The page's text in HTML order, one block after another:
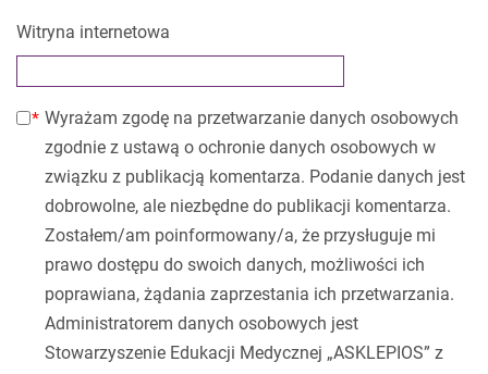
Witryna internetowa
Wyrażam zgodę na przetwarzanie danych osobowych
zgodnie z ustawą o ochronie danych osobowych w
związku z publikacją komentarza. Podanie danych jest
dobrowolne, ale niezbędne do publikacji komentarza.
Zostałem/am poinformowany/a, że przysługuje mi
prawo dostępu do swoich danych, możliwości ich
poprawiana, żądania zaprzestania ich przetwarzania.
Administratorem danych osobowych jest
Stowarzyszenie Edukacji Medycznej „ASKLEPIOS” z